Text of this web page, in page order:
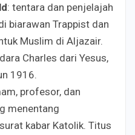
: tentara dan penjelajah
biarawan Trappist dan
Muslim di Aljazair.
Charles dari Yesus,
1916.
profesor, dan
menentang
kabar Katolik. Titus